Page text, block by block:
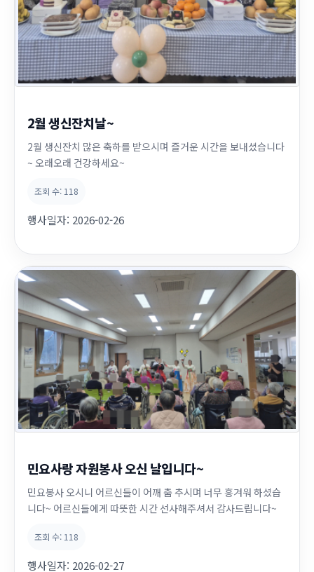
2월 생신잔치날~
2월 생신잔치 많은 축하를 받으시며 즐거운 시간을 보내셨습니다
~ 오래오래 건강하세요~
조회 수: 118
행사일자: 2026-02-26
민요사랑 자원봉사 오신 날입니다~
민요봉사 오시니 어르신들이 어깨 춤 추시며 너무 흥겨워 하셨습
니다~ 어르신들에게 따뜻한 시간 선사해주셔서 감사드립니다~
조회 수: 118
행사일자: 2026-02-27